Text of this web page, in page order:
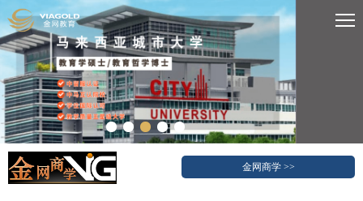
金网商学 >>